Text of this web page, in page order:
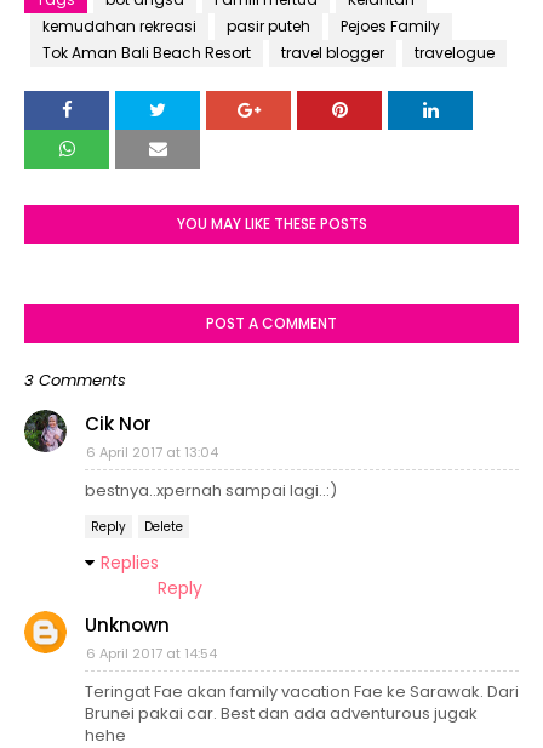
kemudahan rekreasi
pasir puteh
Pejoes Family
Tok Aman Bali Beach Resort
travel blogger travelogue
YOU MAY LIKE THESE POSTS
POST A COMMENT
3 Comments
Cik Nor
6 April 2017 at 13:04
bestnya..xpernah sampai lagi..:)
Reply Delete
Replies
Reply
Unknown
6 April 2017 at 14:54
Teringat Fae akan family vacation Fae ke Sarawak. Dari
Brunei pakai car. Best dan ada adventurous jugak
hehe